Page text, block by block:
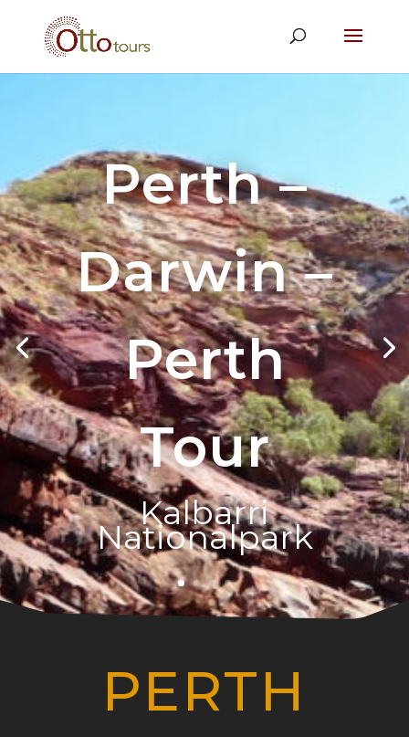
Perth –
Darwin –
Perth
Tour
Kalbarri
Nationalpark
PERTH